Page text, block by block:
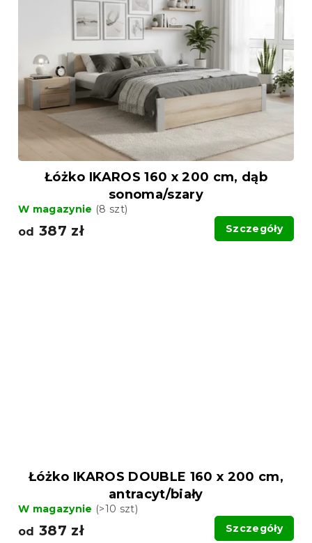
Łóżko IKAROS 160 x 200 cm, dąb
sonoma/szary
W magazynie (8 szt)
od 387 zł Szczegóły
Łóżko IKAROS DOUBLE 160 x 200 cm,
antracyt/biały
W magazynie (>10 szt)
od 387 zł Szczegóły